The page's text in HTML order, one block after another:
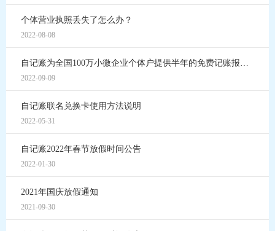
个体营业执照丢失了怎么办？
2022-08-08
自记账为全国100万小微企业个体户提供半年的免费记账报税服务
2022-09-09
自记账联名兑换卡使用方法说明
2022-05-31
自记账2022年春节放假时间公告
2022-01-30
2021年国庆放假通知
2021-09-30